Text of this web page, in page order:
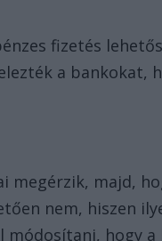
fizetés
a bankokat,
megérzik, majd,
nem, hiszen
hogy